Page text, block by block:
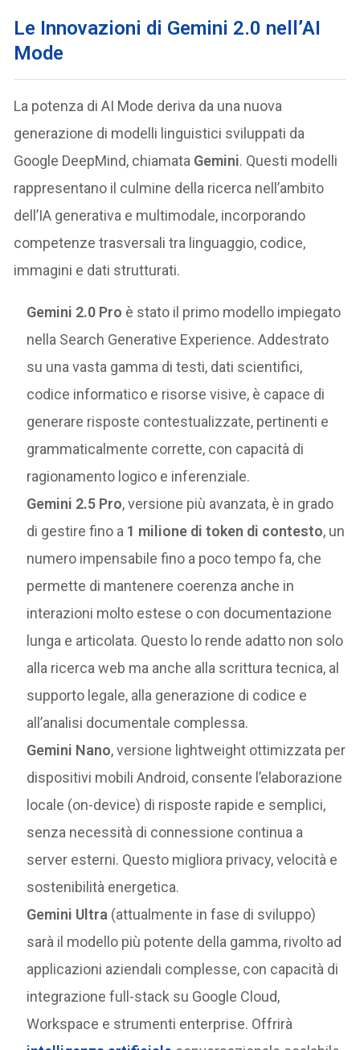
Le Innovazioni di Gemini 2.0 nell’AI
Mode
La potenza di AI Mode deriva da una nuova
generazione di modelli linguistici sviluppati da
Google DeepMind, chiamata Gemini. Questi modelli
rappresentano il culmine della ricerca nell’ambito
dell’IA generativa e multimodale, incorporando
competenze trasversali tra linguaggio, codice,
immagini e dati strutturati.
Gemini 2.0 Pro è stato il primo modello impiegato
nella Search Generative Experience. Addestrato
su una vasta gamma di testi, dati scientifici,
codice informatico e risorse visive, è capace di
generare risposte contestualizzate, pertinenti e
grammaticalmente corrette, con capacità di
ragionamento logico e inferenziale.
Gemini 2.5 Pro, versione più avanzata, è in grado
di gestire fino a 1 milione di token di contesto, un
numero impensabile fino a poco tempo fa, che
permette di mantenere coerenza anche in
interazioni molto estese o con documentazione
lunga e articolata. Questo lo rende adatto non solo
alla ricerca web ma anche alla scrittura tecnica, al
supporto legale, alla generazione di codice e
all’analisi documentale complessa.
Gemini Nano, versione lightweight ottimizzata per
dispositivi mobili Android, consente l’elaborazione
locale (on-device) di risposte rapide e semplici,
senza necessità di connessione continua a
server esterni. Questo migliora privacy, velocità e
sostenibilità energetica.
Gemini Ultra (attualmente in fase di sviluppo)
sarà il modello più potente della gamma, rivolto ad
applicazioni aziendali complesse, con capacità di
integrazione full-stack su Google Cloud,
Workspace e strumenti enterprise. Offrirà